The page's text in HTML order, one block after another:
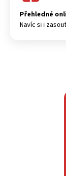
Přehledné
Navíc si i